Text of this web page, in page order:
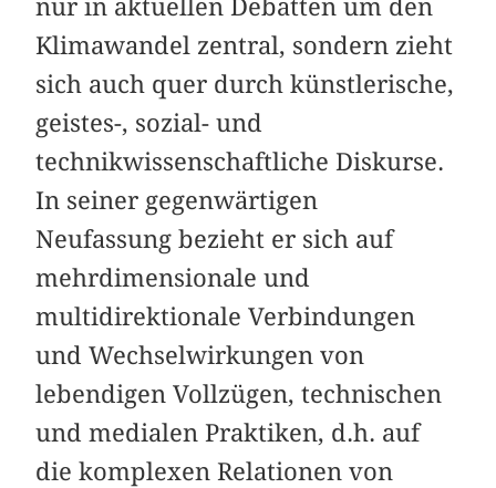
nur in aktuellen Debatten um den
Klimawandel zentral, sondern zieht
sich auch quer durch künstlerische,
geistes-, sozial- und
technikwissenschaftliche Diskurse.
In seiner gegenwärtigen
Neufassung bezieht er sich auf
mehr­dimensionale und
multidirektionale Verbindungen
und Wechselwirkungen von
lebendigen Vollzügen, technischen
und medialen Praktiken, d.h. auf
die komplexen Relationen von